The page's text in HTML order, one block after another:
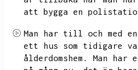
att bygga en
Man har till och med
ett hus som tidigare
ålderdomshem.
Man har